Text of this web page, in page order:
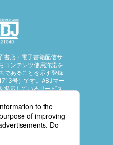
書店・電子書籍配信サ
コンテンツ使用許諾を
であることを示す登録
号）です。ABJマー
掲示しているサービス